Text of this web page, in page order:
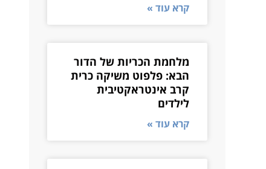
קרא עוד »
מלחמת הכריות של הדור
הבא: פלפוט משיקה כרית
קרב אינטראקטיבית
לילדים
קרא עוד »